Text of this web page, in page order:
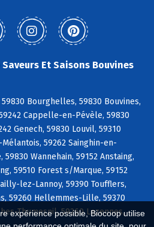
expérience possible, Biocoop utilise
Et Saisons Bouvines
59830 Bourghelles, 59830 Bouvines,
Cappelle-en-Pévèle, 59830
Genech, 59830 Louvil, 59310
59262 Sainghin-en-
Wannehain, 59152 Anstaing,
59510 Forest s/Marque, 59152
lez-Lannoy, 59390 Toufflers,
59260 Hellemmes-Lille, 59370
Thumesnil, 59260 Lezennes,